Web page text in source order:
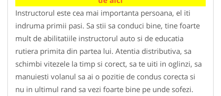
Instructorul este cea mai importanta persoana, el iti
indruma primii pasi. Sa stii sa conduci bine, tine foarte
mult de abilitatiile instructorul auto si de educatia
rutiera primita din partea lui. Atentia distributiva, sa
schimbi vitezele la timp si corect, sa te uiti in oglinzi, sa
manuiesti volanul sa ai o pozitie de condus corecta si
nu in ultimul rand sa vezi foarte bine pe unde sofezi.